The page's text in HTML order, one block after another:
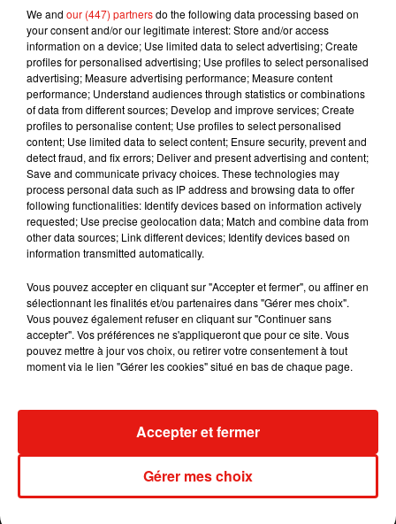
Publié : 24 mars 2020 à 13h15 par Gianni
CASTILLO
n’en a subi les conséquences. Les hôpitaux de
Paris constituent la première ligne de défense en
Ile-de-France, région la plus touchée par le
Coronavirus dans l’Hexagone avec plus de 6.200
personnes contaminées et 166 morts.
Mundo Latino
Karol G dévoile la tracklist de
son nouvel album… avec des
Au Guatemala, le volcan de
Fuego entre en éruption
Benny Blanco invite Selena
Gomez et Becky G sur son
nouveau single
We and our (447) partnersdo the following data processing based on
your consent and/or our legitimate interest: Store and/or access
information on a device; Use limited data to select advertising; Create
profiles for personalised advertising; Use profiles to select personalised
advertising; Measure advertising performance; Measure content
performance; Understand audiences through statistics or combinations
of data from different sources; Develop and improve services; Create
profiles to personalise content; Use profiles to select personalised
content; Use limited data to select content; Ensure security, prevent and
detect fraud, and fix errors; Deliver and present advertising and content;
Save and communicate privacy choices. These technologies may
process personal data such as IP address and browsing data to offer
following functionalities: Identify devices based on information actively
requested; Use precise geolocation data; Match and combine data from
other data sources; Link different devices; Identify devices based on
information transmitted automatically.
Vous pouvez accepter en cliquant sur "Accepter et fermer", ou affiner en
sélectionnant les finalités et/ou partenaires dans "Gérer mes choix".
Vous pouvez également refuser en cliquant sur "Continuer sans
accepter". Vos préférences ne s'appliqueront que pour ce site. Vous
pouvez mettre à jour vos choix, ou retirer votre consentement à tout
moment via le lien "Gérer les cookies" situé en bas de chaque page.
Gérer mes choix
Accepter et fermer